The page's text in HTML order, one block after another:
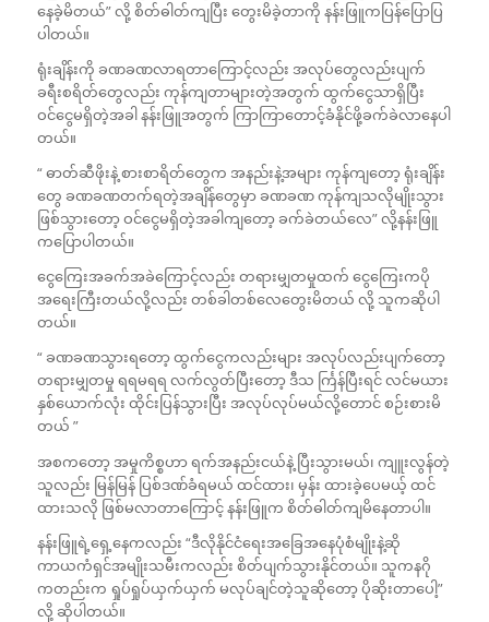
နေခဲ့မိတယ်” လို့ စိတ်ဓါတ်ကျပြီး တွေးမိခဲ့တာကို နန်းဖြူကပြန်ပြောပြ
ပါတယ်။
ရုံးချိန်းကို ခဏခဏလာရတာကြောင့်လည်း အလုပ်တွေလည်းပျက်
ခရီးစရိတ်တွေလည်း ကုန်ကျတာများတဲ့အတွက် ထွက်ငွေသာရှိပြီး
ဝင်ငွေမရှိတဲ့အခါ နန်းဖြူအတွက် ကြာကြာတောင့်ခံနိုင်ဖို့ခက်ခဲလာနေပါ
တယ်။
“ ဓာတ်ဆီဖိုးနဲ့ စားစာရိတ်တွေက အနည်းနဲ့အများ ကုန်ကျတော့ ရုံးချိန်း
တွေ ခဏခဏတက်ရတဲ့အချိန်တွေမှာ ခဏခဏ ကုန်ကျသလိုမျိုးသွား
ဖြစ်သွားတော့ ဝင်ငွေမရှိတဲ့အခါကျတော့ ခက်ခဲတယ်လေ” လို့နန်းဖြူ
ကပြောပါတယ်။
ငွေကြေးအခက်အခဲကြောင့်လည်း တရားမျှတမှုထက် ငွေကြေးကပို
အရေးကြီးတယ်လို့လည်း တစ်ခါတစ်လေတွေးမိတယ် လို့ သူကဆိုပါ
တယ်။
“ ခဏခဏသွားရတော့ ထွက်ငွေကလည်းများ အလုပ်လည်းပျက်တော့
တရားမျှတမှု ရရမရရ လက်လွတ်ပြီးတော့ ဒီသ င်္ကြန်ပြီးရင် လင်မယား
နှစ်ယောက်လုံး ထိုင်းပြန်သွားပြီး အလုပ်လုပ်မယ်လို့တောင် စဉ်းစားမိ
တယ် ”
အစကတော့ အမှုကိစ္စဟာ ရက်အနည်းငယ်နဲ့ ပြီးသွားမယ်၊ ကျူးလွန်တဲ့
သူလည်း မြန်မြန် ပြစ်ဒဏ်ခံရမယ် ထင်ထား၊ မှန်း ထားခဲ့ပေမယ့် ထင်
ထားသလို ဖြစ်မလာတာကြောင့် နန်းဖြူက စိတ်ဓါတ်ကျမိနေတာပါ။
နန်းဖြူရဲ့ရှေ့နေကလည်း “ဒီလိုနိုင်ငံရေးအခြေအနေပုံစံမျိုးနဲ့ဆို
ကာယကံရှင်အမျိုးသမီးကလည်း စိတ်ပျက်သွားနိုင်တယ်။ သူကနဂို
ကတည်းက ရှုပ်ရှုပ်ယှက်ယှက် မလုပ်ချင်တဲ့သူဆိုတော့ ပိုဆိုးတာပေါ့”
လို့ ဆိုပါတယ်။